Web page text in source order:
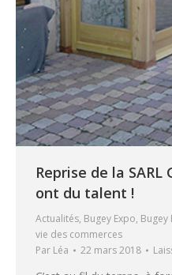
Reprise de la
ont du talent !
Actualités, Bugey Expo, Bugey
vie des commerces
Par Léa 22 mars 2018